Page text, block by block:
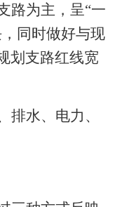
路为主，呈“一
同时做好与现
划支路红线宽
排水、电力、